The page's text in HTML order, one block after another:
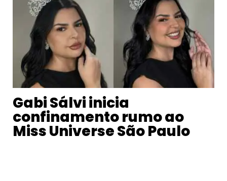
Gabi Sálvi inicia
confinamento rumo ao
Miss Universe São Paulo